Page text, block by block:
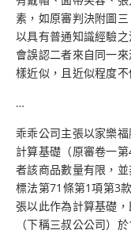
素，如原審判決附圖
以具有普通知識經驗
會誤認二者來自同一
樣近似，且近似程度不
…
乖乖公司主張以家樂
計算基礎（原審卷一
者該商品數量有限，
標法第71條第1項第3
張以此作為計算基礎
（下稱三叔公公司）